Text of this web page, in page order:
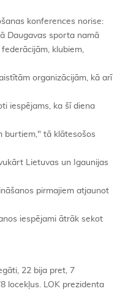
konferences norise:
Daugavas sporta namā
klubiem,
organizācijām, kā arī
iespējams, ka šī diena
burtiem," tā klātesošos
Lietuvas un Igaunijas
pirmajiem atjaunot
iespējami ātrāk sekot
22 bija pret, 7
locekļus. LOK prezidenta